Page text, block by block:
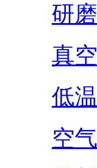
研
真
低
空